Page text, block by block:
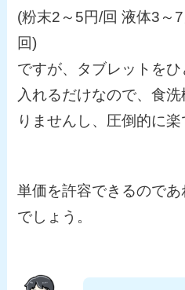
(粉末2～5円/回 液体3～
回)
ですが、タブレットを
入れるだけなので、食
りませんし、圧倒的に楽
単価を許容できるので
でしょう。